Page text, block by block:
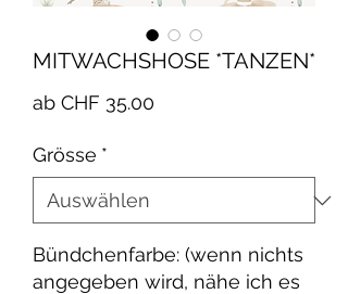
MITWACHSHOSE *TANZEN*
ab CHF 35.00
Grösse *
Bündchenfarbe: (wenn nichts
angegeben wird, nähe ich es